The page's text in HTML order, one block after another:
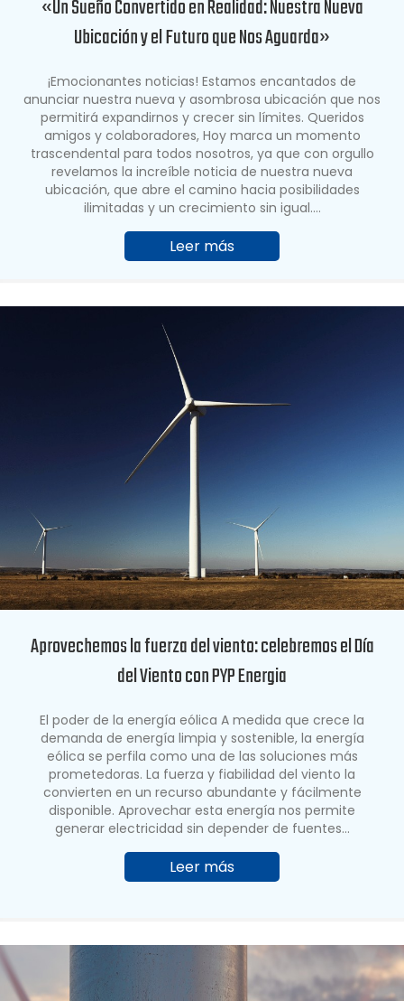
«Un Sueño Convertido en Realidad: Nuestra Nueva
Ubicación y el Futuro que Nos Aguarda»
¡Emocionantes noticias! Estamos encantados de
anunciar nuestra nueva y asombrosa ubicación que nos
permitirá expandirnos y crecer sin límites. Queridos
amigos y colaboradores, Hoy marca un momento
trascendental para todos nosotros, ya que con orgullo
revelamos la increíble noticia de nuestra nueva
ubicación, que abre el camino hacia posibilidades
ilimitadas y un crecimiento sin igual.…
Leer más
Aprovechemos la fuerza del viento: celebremos el Día
del Viento con PYP Energia
El poder de la energía eólica A medida que crece la
demanda de energía limpia y sostenible, la energía
eólica se perfila como una de las soluciones más
prometedoras. La fuerza y fiabilidad del viento la
convierten en un recurso abundante y fácilmente
disponible. Aprovechar esta energía nos permite
generar electricidad sin depender de fuentes…
Leer más